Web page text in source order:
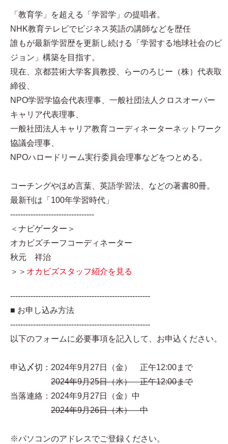
「教育学」を超える「学習学」の提唱者。
NHK教育テレビでビジネス英語の講師などを歴任
誰もが最新学習歴を更新し続ける「学習する地球社会のビ
ジョン」構築を目指す。
現在、京都芸術大学客員教授、らーのろじー（株）代表取
締役、
NPO学習学協会代表理事、一般社団法人クロスオーバー
キャリア代表理事、
一般社団法人キャリア教育コーディネーターネットワーク
協議会理事、
NPOハロードリーム実行委員会理事などをつとめる。
コーチングやほめ言葉、英語学習法、などの著書80冊。
最新刊は「100年学習時代」
---------------------------------
＜ナビゲーター＞
オカビズチーフコーディネーター
秋元 祥治
＞＞ オカビズスタッフ紹介を見る
-------------------------------------------------------
■ お申し込み方法
-------------------------------------------------------
以下のフォームに必要事項を記入して、お申込ください。
申込〆切：2024年9月27日（金） 正午12:00まで
2024年9月25日（水） 正午12:00まで
当落連絡：2024年9月27日（金）中
2024年9月26日（木） 中
※パソコンのアドレスでご登録ください。